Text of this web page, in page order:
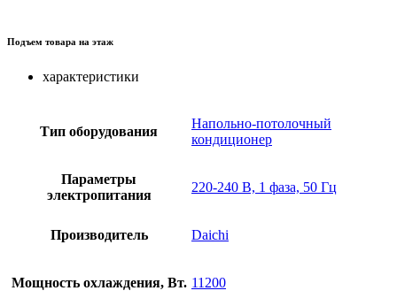
Подъем товара на этаж
характеристики
Тип оборудования
Напольно-потолочный
кондиционер
Параметры
электропитания
220-240 В, 1 фаза, 50 Гц
Производитель Daichi
Мощность охлаждения, Вт. 11200